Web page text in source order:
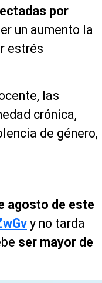
por
un aumento la
estrés
las
crónica,
de género,
agosto de este
y no tarda
ser mayor de